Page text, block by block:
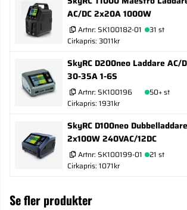
AC/DC 2x20A 1000W
Artnr: SK100182-01
31 st
Cirkapris: 3011kr
SkyRC D200neo Laddare AC/
30-35A 1-6S
Artnr: SK100196
50+ st
Cirkapris: 1931kr
SkyRC D100neo Dubbelladdare
2x100W 240VAC/12DC
Artnr: SK100199-01
21 st
Cirkapris: 1071kr
Se fler produkter